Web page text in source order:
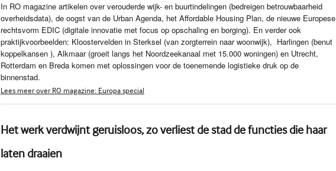
In RO magazine artikelen over verouderde wijk- en buurtindelingen (bedreigen betrouwbaarheid
overheidsdata), de oogst van de Urban Agenda, het Affordable Housing Plan, de nieuwe Europese
rechtsvorm EDIC (digitale innovatie met focus op opschaling en borging). En verder ook
praktijkvoorbeelden: Kloostervelden in Sterksel (van zorgterrein naar woonwijk), Harlingen (benut
koppelkansen ), Alkmaar (groeit langs het Noordzeekanaal met 15.000 woningen) en Utrecht,
Rotterdam en Breda komen met oplossingen voor de toenemende logistieke druk op de
binnenstad.
Lees meer over RO magazine: Europa special
Het werk verdwijnt geruisloos, zo verliest de stad de functies die haar
laten draaien